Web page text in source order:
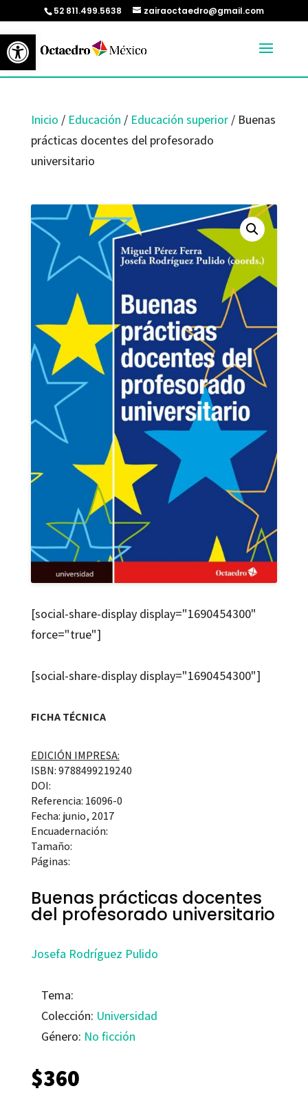
Abrir barra de herramientas
52 811.499.5638 zairaoctaedro@gmail.com
Inicio / Educación / Educación superior/ Buenas
prácticas docentes del profesorado
universitario
[social-share-display display="1690454300"
force="true"]
[social-share-display display="1690454300"]
FICHA TÉCNICA
EDICIÓN IMPRESA:
ISBN: 9788499219240
DOI:
Referencia: 16096-0
Fecha: junio, 2017
Encuadernación:
Tamaño:
Páginas:
Buenas prácticas docentes
del profesorado universitario
Josefa Rodríguez Pulido
Tema:
Colección: Universidad
Género: No ficción
$360